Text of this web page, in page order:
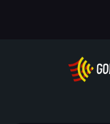
jove parella ha de